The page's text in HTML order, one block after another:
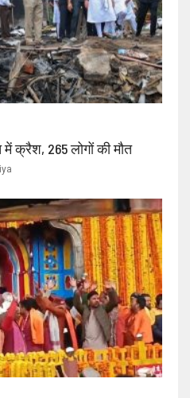
में क्रैश, 265 लोगों की मौत